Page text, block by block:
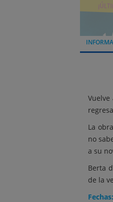
La
no
a su
Berta
de la
Fechas: